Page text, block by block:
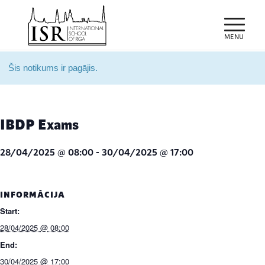
Šis notikums ir pagājis.
IBDP Exams
28/04/2025 @ 08:00 - 30/04/2025 @ 17:00
INFORMĀCIJA
Start:
28/04/2025 @ 08:00
End:
30/04/2025 @ 17:00